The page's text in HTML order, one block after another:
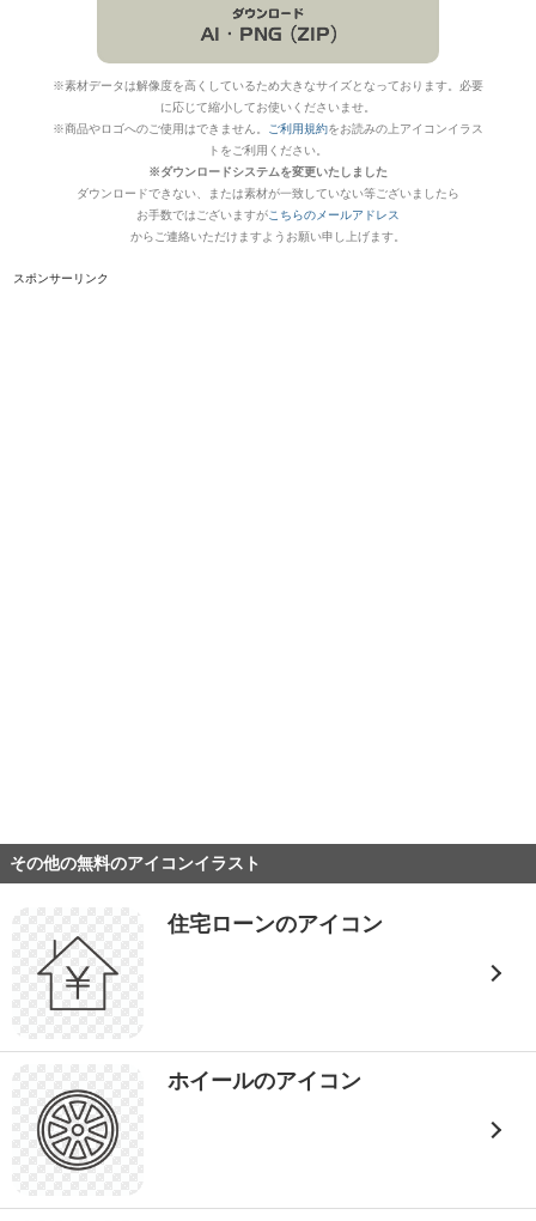
※素材データは解像度を高くしているため大きなサイズとなっております。必要
に応じて縮小してお使いくださいませ。
※商品やロゴへのご使用はできません。
ご利用規約をお読みの上アイコンイラス
トをご利用ください。
※ダウンロードシステムを変更いたしました
ダウンロードできない、または素材が一致していない等ございましたら
お手数ではございますがこちらのメールアドレス
からご連絡いただけますようお願い申し上げます。
スポンサーリンク
その他の無料のアイコンイラスト
住宅ローンのアイコン
ホイールのアイコン